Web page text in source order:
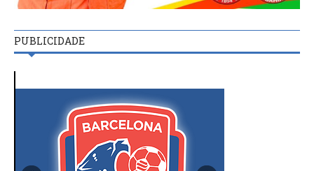
PUBLICIDADE